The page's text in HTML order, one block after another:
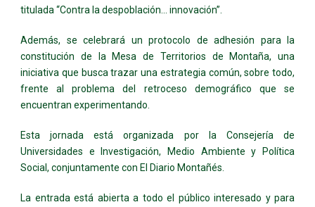
titulada “Contra la despoblación… innovación”.
Además, se celebrará un protocolo de adhesión para la
constitución de la Mesa de Territorios de Montaña, una
iniciativa que busca trazar una estrategia común, sobre todo,
frente al problema del retroceso demográfico que se
encuentran experimentando.
Esta jornada está organizada por la Consejería de
Universidades e Investigación, Medio Ambiente y Política
Social, conjuntamente con El Diario Montañés.
La entrada está abierta a todo el público interesado y para